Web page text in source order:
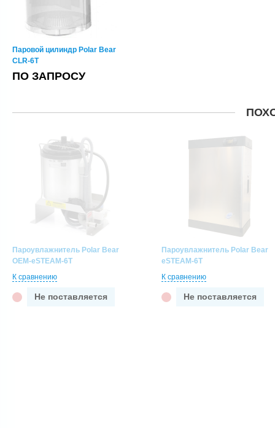
Паровой цилиндр Polar Bear
CLR-6T
ПО ЗАПРОСУ
Пароувлажнитель Polar Bear
OEM-eSTEAM-6T
К сравнению
Не поставляется
Пароувлажнитель Polar Bear
eSTEAM-6T
К сравнению
Не поставляется